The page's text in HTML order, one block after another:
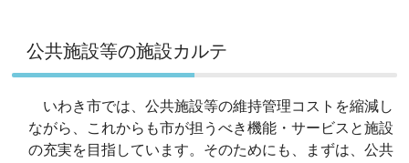
公共施設等の施設カルテ
いわき市では、公共施設等の維持管理コストを縮減し
ながら、これからも市が担うべき機能・サービスと施設
の充実を目指しています。そのためにも、まずは、公共